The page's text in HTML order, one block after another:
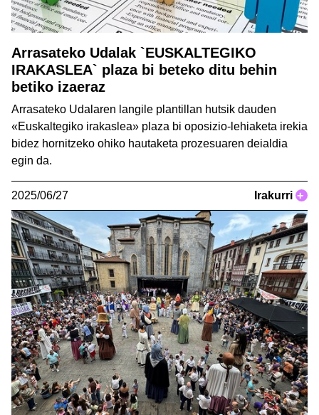
Arrasateko Udalak `EUSKALTEGIKO
IRAKASLEA` plaza bi beteko ditu behin
betiko izaeraz
Arrasateko Udalaren langile plantillan hutsik dauden
«Euskaltegiko irakaslea» plaza bi oposizio-lehiaketa irekia
bidez hornitzeko ohiko hautaketa prozesuaren deialdia
egin da.
2025/06/27 Irakurri +